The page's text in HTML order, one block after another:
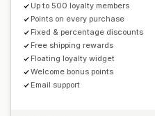
Up to 500 loyalty members
Points on every purchase
Fixed & percentage discounts
Free shipping rewards
Floating loyalty widget
Welcome bonus points
Email support